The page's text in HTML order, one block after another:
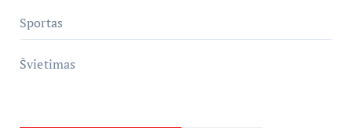
Sportas
Švietimas